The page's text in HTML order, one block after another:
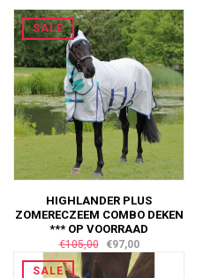
SALE
HIGHLANDER PLUS
ZOMERECZEEM COMBO DEKEN
*** OP VOORRAAD
€105,00 €97,00
SALE